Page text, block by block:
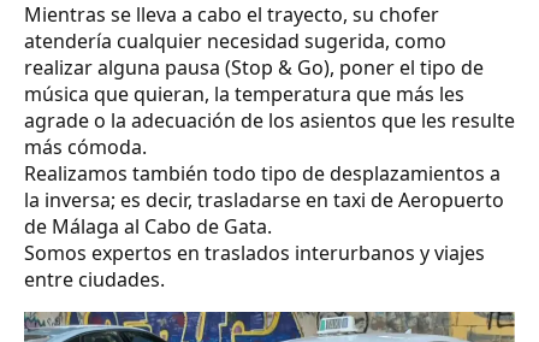
Mientras se lleva a cabo el trayecto, su chofer
atendería cualquier necesidad sugerida, como
realizar alguna pausa (Stop & Go), poner el tipo de
música que quieran, la temperatura que más les
agrade o la adecuación de los asientos que les resulte
más cómoda.
Realizamos también todo tipo de desplazamientos a
la inversa; es decir, trasladarse en taxi de Aeropuerto
de Málaga al Cabo de Gata.
Somos expertos en traslados interurbanos y viajes
entre ciudades.